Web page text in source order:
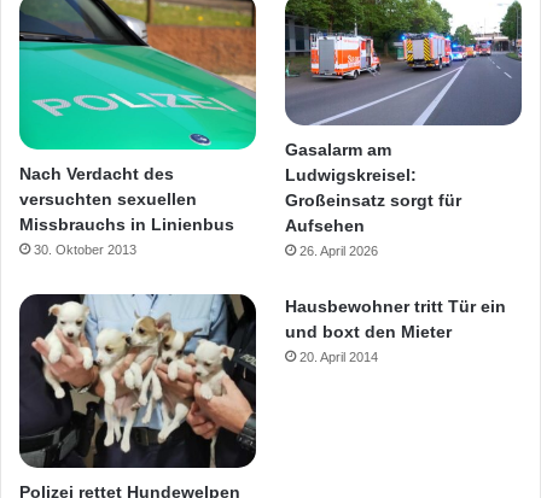
Nach Verdacht des
versuchten sexuellen
Missbrauchs in Linienbus
30. Oktober 2013
Gasalarm am
Ludwigskreisel:
Großeinsatz sorgt für
Aufsehen
26. April 2026
Polizei rettet Hundewelpen
Hausbewohner tritt Tür ein
und boxt den Mieter
20. April 2014